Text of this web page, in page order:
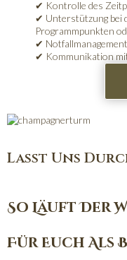
✔ Kontrolle des
✔ Unterstützung bei
Programmpunkten
✔
✔ Kommunikation
Lasst Uns
So Läuft Der
Für Euch Als